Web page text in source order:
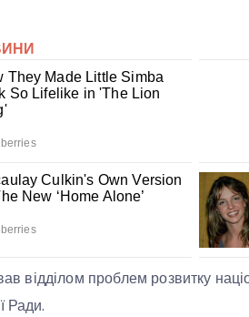
відділом проблем розвитку
Ради.